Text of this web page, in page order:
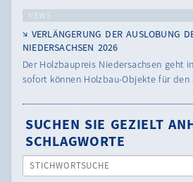
NEWS
VERLÄNGERUNG DER AUSLOBUNG
NIEDERSACHSEN 2026
Der Holzbaupreis Niedersachsen geht
sofort können Holzbau-Objekte für
SUCHEN SIE GEZIELT
SCHLAGWORTE
STICHWORTSUCHE